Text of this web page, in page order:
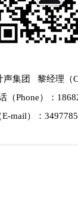
声集团 黎经理（
（Phone）：
mail）：